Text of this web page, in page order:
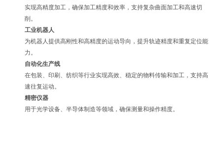
实现高精度加工，确保加工精度和效率，支持复杂曲面加工和高速切
削。
工业机器人
为机器人提供高刚性和高精度的运动导向，提升轨迹精度和重复定位能
力。
自动化生产线
在包装、印刷、纺织等行业实现高效、稳定的物料传输和加工，支持高
速往复运动。
精密仪器
用于光学设备、半导体制造等领域，确保测量和操作精度。